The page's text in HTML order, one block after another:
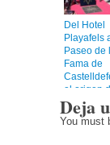
Del Hotel
Playafels
Paseo de
Fama de
el origen
Ferran
que marcó
la cocina
Deja
You must